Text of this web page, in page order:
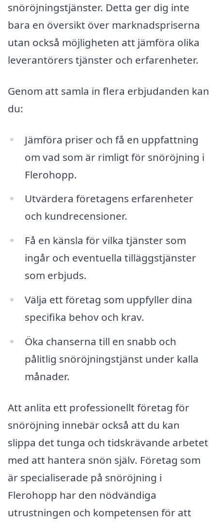
snöröjningstjänster. Detta ger dig inte
bara en översikt över marknadspriserna
utan också möjligheten att jämföra olika
leverantörers tjänster och erfarenheter.
Genom att samla in flera erbjudanden kan
du:
Jämföra priser och få en uppfattning
om vad som är rimligt för snöröjning i
Flerohopp.
Utvärdera företagens erfarenheter
och kundrecensioner.
Få en känsla för vilka tjänster som
ingår och eventuella tilläggstjänster
som erbjuds.
Välja ett företag som uppfyller dina
specifika behov och krav.
Öka chanserna till en snabb och
pålitlig snöröjningstjänst under kalla
månader.
Att anlita ett professionellt företag för
snöröjning innebär också att du kan
slippa det tunga och tidskrävande arbetet
med att hantera snön själv. Företag som
är specialiserade på snöröjning i
Flerohopp har den nödvändiga
utrustningen och kompetensen för att